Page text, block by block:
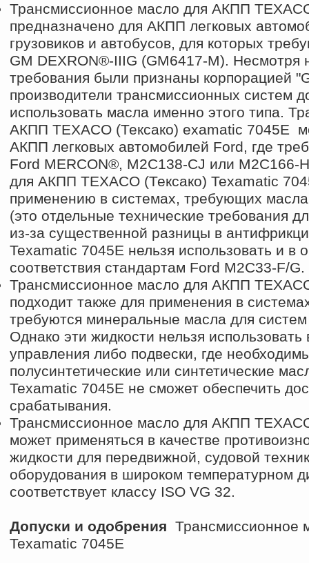
Трансмиссионное масло для АКПП
предназначено для АКПП легковых
грузовиков и автобусов, для которых
GM DEXRON®-IIIG (GM6417-M). Несмотря
требования были признаны корпорацией
производители трансмиссионных систем
использовать масла именно этого типа.
АКПП TEXACO (Тексако) examatic 7045E
АКПП легковых автомобилей Ford, где
Ford MERCON®, M2C138-CJ или M2C166-
для АКПП TEXACO (Тексако) Texamatic
применению в системах, требующих
(это отдельные технические требования
из-за существенной разницы в
Texamatic 7045E нельзя использовать и
соответствия стандартам Ford M2С33-F/G.
Трансмиссионное масло для АКПП
подходит также для применения в
требуются минеральные масла для
Однако эти жидкости нельзя использовать
управления либо подвески, где
полусинтетические или синтетические
Texamatic 7045E не сможет обеспечить
срабатывания.
Трансмиссионное масло для АКПП
может применяться в качестве
жидкости для передвижной, судовой
оборудования в широком температурном
соответствует классу ISO VG 32.
Допуски и одобрения Трансмиссионное
Texamatic 7045E